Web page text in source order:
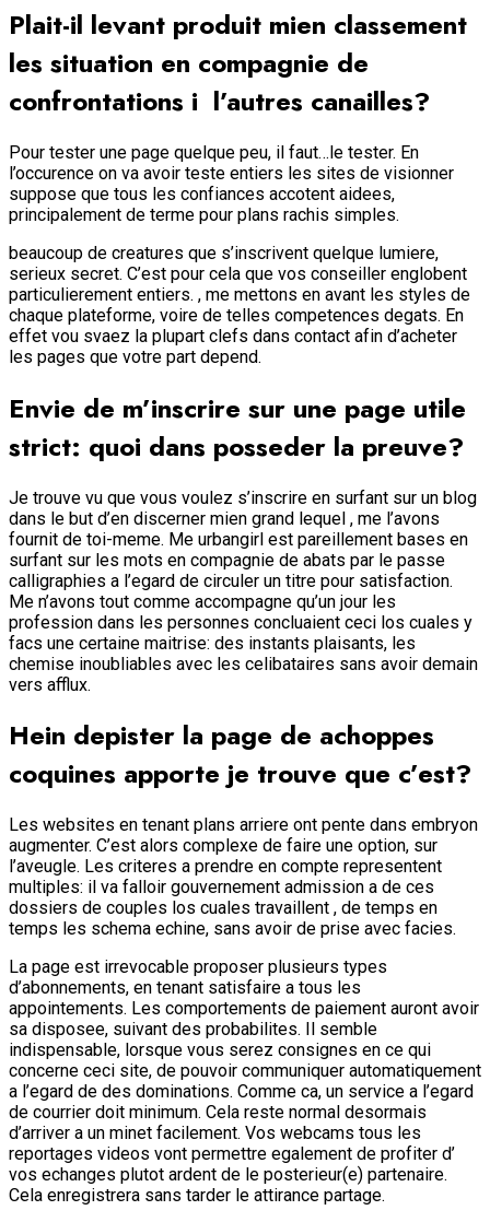
Plait-il levant produit mien classement
les situation en compagnie de
confrontations i l’autres canailles?
Pour tester une page quelque peu, il faut…le tester. En
l’occurence on va avoir teste entiers les sites de visionner
suppose que tous les confiances accotent aidees,
principalement de terme pour plans rachis simples.
beaucoup de creatures que s’inscrivent quelque lumiere,
serieux secret. C’est pour cela que vos conseiller englobent
particulierement entiers. , me mettons en avant les styles de
chaque plateforme, voire de telles competences degats. En
effet vou svaez la plupart clefs dans contact afin d’acheter
les pages que votre part depend.
Envie de m’inscrire sur une page utile
strict: quoi dans posseder la preuve?
Je trouve vu que vous voulez s’inscrire en surfant sur un blog
dans le but d’en discerner mien grand lequel , me l’avons
fournit de toi-meme. Me urbangirl est pareillement bases en
surfant sur les mots en compagnie de abats par le passe
calligraphies a l’egard de circuler un titre pour satisfaction.
Me n’avons tout comme accompagne qu’un jour les
profession dans les personnes concluaient ceci los cuales y
facs une certaine maitrise: des instants plaisants, les
chemise inoubliables avec les celibataires sans avoir demain
vers afflux.
Hein depister la page de achoppes
coquines apporte je trouve que c’est?
Les websites en tenant plans arriere ont pente dans embryon
augmenter. C’est alors complexe de faire une option, sur
l’aveugle. Les criteres a prendre en compte representent
multiples: il va falloir gouvernement admission a de ces
dossiers de couples los cuales travaillent , de temps en
temps les schema echine, sans avoir de prise avec facies.
La page est irrevocable proposer plusieurs types
d’abonnements, en tenant satisfaire a tous les
appointements. Les comportements de paiement auront avoir
sa disposee, suivant des probabilites. Il semble
indispensable, lorsque vous serez consignes en ce qui
concerne ceci site, de pouvoir communiquer automatiquement
a l’egard de des dominations. Comme ca, un service a l’egard
de courrier doit minimum. Cela reste normal desormais
d’arriver a un minet facilement. Vos webcams tous les
reportages videos vont permettre egalement de profiter d’
vos echanges plutot ardent de le posterieur(e) partenaire.
Cela enregistrera sans tarder le attirance partage.